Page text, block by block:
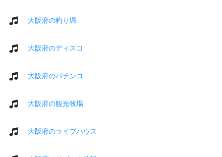
大阪府の釣り堀
大阪府のディスコ
大阪府のパチンコ
大阪府の観光牧場
大阪府のライブハウス